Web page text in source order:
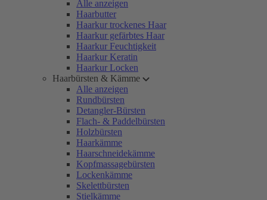
Alle anzeigen
Haarbutter
Haarkur trockenes Haar
Haarkur gefärbtes Haar
Haarkur Feuchtigkeit
Haarkur Keratin
Haarkur Locken
Haarbürsten & Kämme
Alle anzeigen
Rundbürsten
Detangler-Bürsten
Flach- & Paddelbürsten
Holzbürsten
Haarkämme
Haarschneidekämme
Kopfmassagebürsten
Lockenkämme
Skelettbürsten
Stielkämme